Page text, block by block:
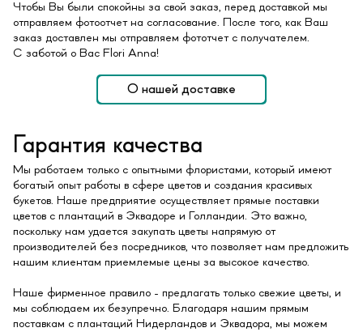
Чтобы Вы были спокойны за свой заказ, перед доставкой мы
отправляем фотоотчет на согласование. После того, как Ваш
заказ доставлен мы отправляем фототчет с получателем.
С заботой о Вас Flori Anna!
О нашей доставке
Гарантия качества
Мы работаем только с опытными флористами, который имеют
богатый опыт работы в сфере цветов и создания красивых
букетов. Наше предприятие осуществляет прямые поставки
цветов с плантаций в Эквадоре и Голландии. Это важно,
поскольку нам удается закупать цветы напрямую от
производителей без посредников, что позволяет нам предложить
нашим клиентам приемлемые цены за высокое качество.
Наше фирменное правило - предлагать только свежие цветы, и
мы соблюдаем их безупречно. Благодаря нашим прямым
поставкам с плантаций Нидерландов и Эквадора, мы можем